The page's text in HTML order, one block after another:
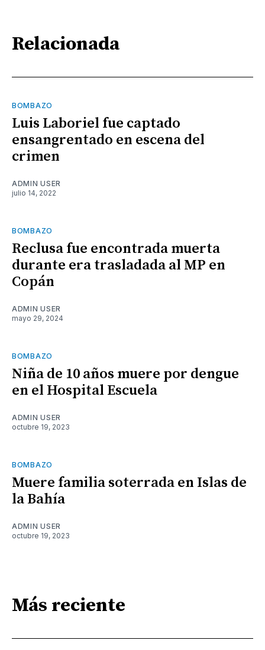
Relacionada
BOMBAZO
Luis Laboriel fue captado
ensangrentado en escena del
crimen
ADMIN USER
julio 14, 2022
BOMBAZO
Reclusa fue encontrada muerta
durante era trasladada al MP en
Copán
ADMIN USER
mayo 29, 2024
BOMBAZO
Niña de 10 años muere por dengue
en el Hospital Escuela
ADMIN USER
octubre 19, 2023
BOMBAZO
Muere familia soterrada en Islas de
la Bahía
ADMIN USER
octubre 19, 2023
Más reciente